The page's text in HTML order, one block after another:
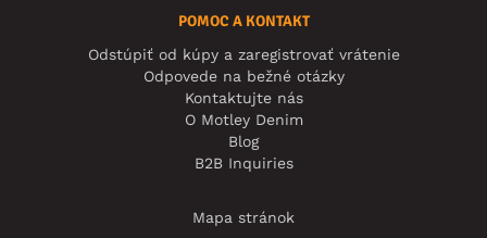
POMOC A KONTAKT
Odstúpiť od kúpy a zaregistrovať vrátenie
Odpovede na bežné otázky
Kontaktujte nás
O Motley Denim
Blog
B2B Inquiries
Mapa stránok